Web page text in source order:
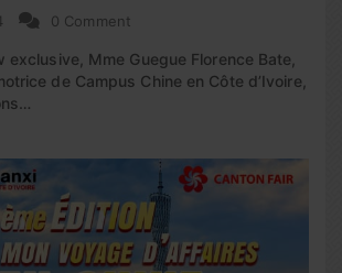
0 Comment
exclusive, Mme Guegue Florence Bate,
de Campus Chine en Côte d’Ivoire,